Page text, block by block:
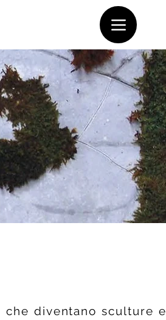
che diventano sculturee